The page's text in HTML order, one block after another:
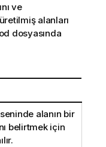
ve
alanları
dosyasında
alanın bir
belirtmek için